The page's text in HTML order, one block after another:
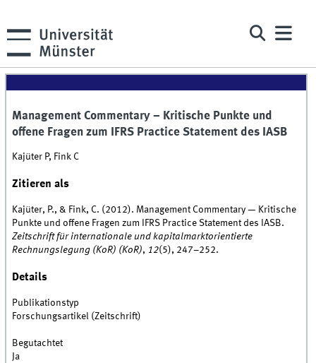
Management Commentary – Kritische Punkte und
offene Fragen zum IFRS Practice Statement des IASB
Kajüter P, Fink C
Zitieren als
Kajüter, P., & Fink, C. (2012). Management Commentary — Kritische
Punkte und offene Fragen zum IFRS Practice Statement des IASB.
Zeitschrift für internationale und kapitalmarktorientierte
Rechnungslegung (KoR) (KoR), 12(5), 247–252.
Details
Publikationstyp
Forschungsartikel (Zeitschrift)
Begutachtet
Ja